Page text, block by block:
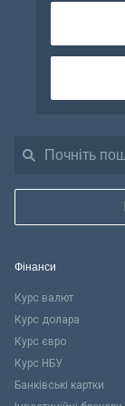
Фінанси
Курс валют
Курс долара
Курс євро
Курс НБУ
Банківські картки